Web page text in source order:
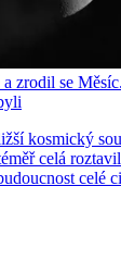
zrodil se
kosmický
celá
celé